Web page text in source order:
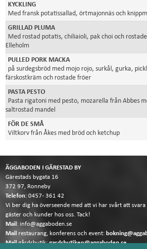
KYCKLING
Med fransk potatissallad, örtmajonnäs och
GRILLAD PLUMA
Med rostad potatis, chiliaioli, pak choi och
Elleholm
PULLED PORK MACKA
på surdegsbröd med mojo rojo, surkål, gurka,
färskostkräm och rostade fröer
PASTA PESTO
Pasta rigatoni med pesto, mozarella från Abbes
saltrostad mandel
FÖR DE SMÅ
Viltkorv från Åkes med bröd och ketchup
ÄGGABODEN I GÄRESTAD BY
Gärestads bygata 16
372 97, Ronneby
Telefon:0457- 361 42
Vi ber dig ha överseende med att vi har svårt att
gäster och kunder hos oss. Tack!
Mail : info@aggaboden.se
Mail restaurang, konferens och event:
Mailgårdsbutik:gardsbutiken@aggaboden.se